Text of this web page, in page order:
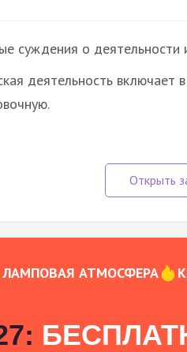
суждения о
деятельность включает
ЛАМПОВАЯ АТМОСФЕРА